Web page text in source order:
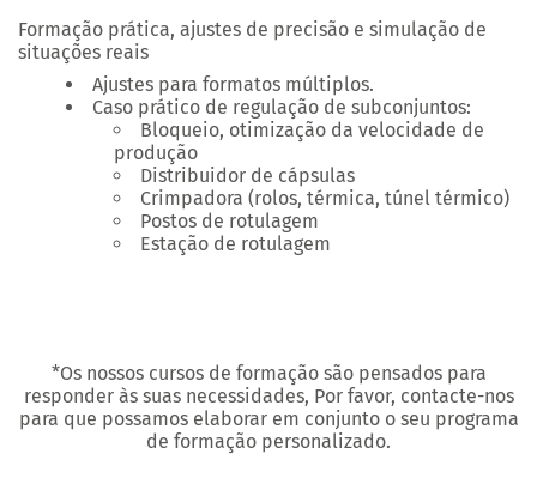
Formação prática, ajustes de precisão e simulação de
situações reais
Ajustes para formatos múltiplos.
Caso prático de regulação de subconjuntos:
Bloqueio, otimização da velocidade de
produção
Distribuidor de cápsulas
Crimpadora (rolos, térmica, túnel térmico)
Postos de rotulagem
Estação de rotulagem
*Os nossos cursos de formação são pensados para
responder às suas necessidades, Por favor, contacte-nos
para que possamos elaborar em conjunto o seu programa
de formação personalizado.